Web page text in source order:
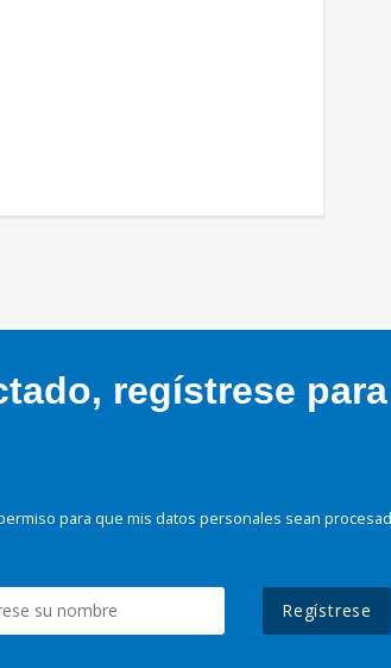
regístrese
para que mis datos personales sean
Regístrese